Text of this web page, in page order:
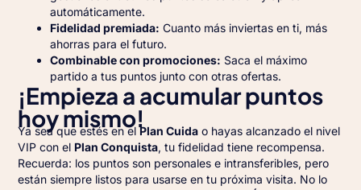
automáticamente.
Fidelidad premiada: Cuanto más inviertas en ti, más
ahorras para el futuro.
Combinable con promociones: Saca el máximo
partido a tus puntos junto con otras ofertas.
¡Empieza a acumular puntos
hoy mismo!
Ya sea que estés en elPlan Cuida o hayas alcanzado el nivel
VIP con el Plan Conquista, tu fidelidad tiene recompensa.
Recuerda: los puntos son personales e intransferibles, pero
están siempre listos para usarse en tu próxima visita. No lo